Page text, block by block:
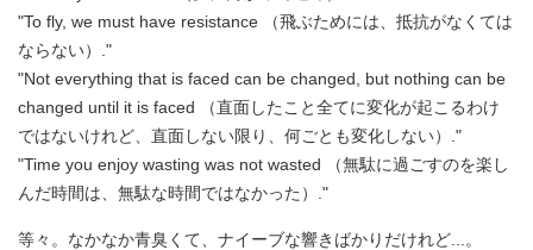
"To fly, we must have resistance （飛ぶためには、抵抗がなくては
ならない）."
"Not everything that is faced can be changed, but nothing can be
changed until it is faced （直面したこと全てに変化が起こるわけ
ではないけれど、直面しない限り、何ごとも変化しない）."
"Time you enjoy wasting was not wasted （無駄に過ごすのを楽し
んだ時間は、無駄な時間ではなかった）."
等々。なかなか青臭くて、ナイーブな響きばかりだけれど...。